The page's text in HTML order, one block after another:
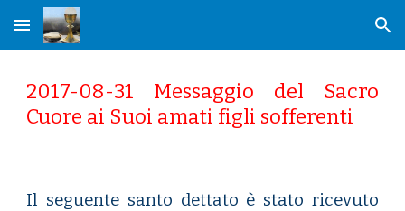
Skip to main content Skip to navigation
2017-08-31 Messaggio del Sacro
Cuore ai Suoi amati figli sofferenti
Il seguente santo dettato è stato ricevuto